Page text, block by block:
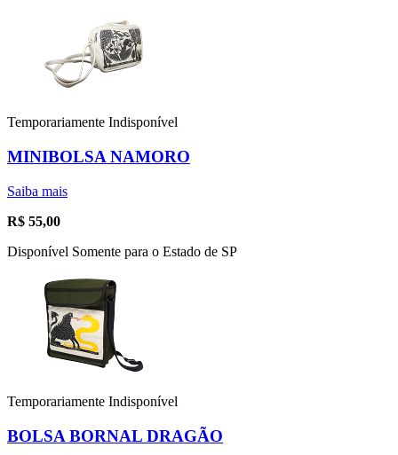
Temporariamente Indisponível
MINIBOLSA NAMORO
Saiba mais
R$ 55,00
Disponível Somente para o Estado de SP
Temporariamente Indisponível
BOLSA BORNAL DRAGÃO